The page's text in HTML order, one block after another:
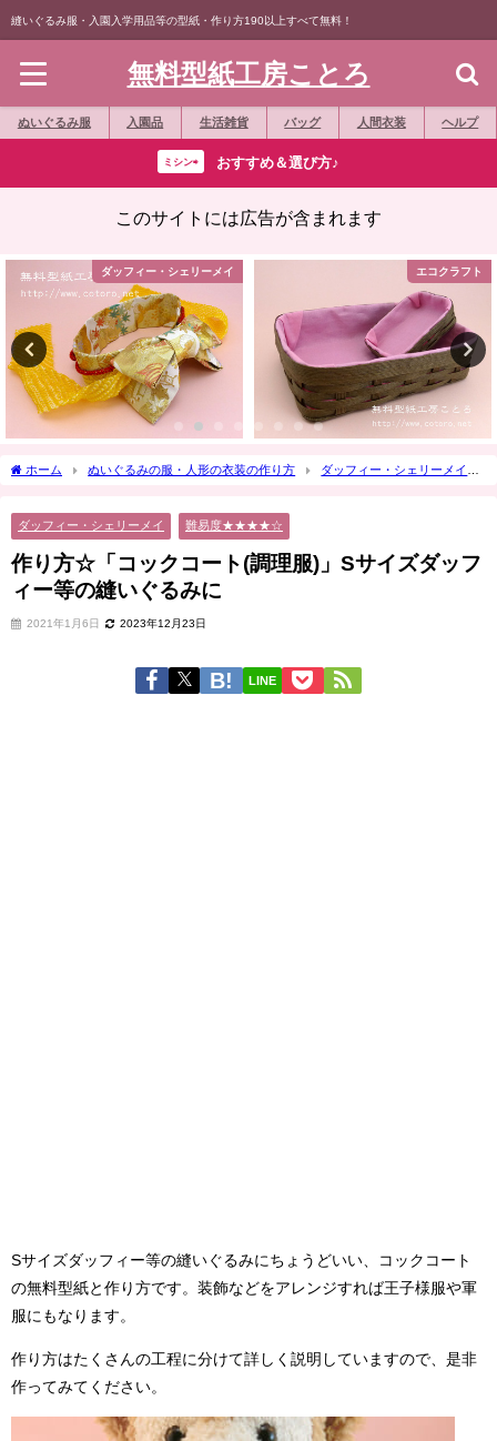
縫いぐるみ服・入園入学用品等の型紙・作り方190以上すべて無料！
無料型紙工房ことろ
ぬいぐるみ服 入園品 生活雑貨 バッグ 人間衣装 ヘルプ
ミシン⇨ おすすめ＆選び方♪
このサイトには広告が含まれます
エコクラフト ダッフィー・シェリーメイ
ホーム ぬいぐるみの服・人形の衣装の作り方
ダッフィー・シェリーメイ
ダッフィー・シェリーメイ 難易度★★★★☆
作り方☆「コックコート(調理服)」Sサイズダッフ
ィー等の縫いぐるみに
2021年1月6日 2023年12月23日
LINE
Sサイズダッフィー等の縫いぐるみにちょうどいい、コックコート
の無料型紙と作り方です。装飾などをアレンジすれば王子様服や軍
服にもなります。
作り方はたくさんの工程に分けて詳しく説明していますので、是非
作ってみてください。